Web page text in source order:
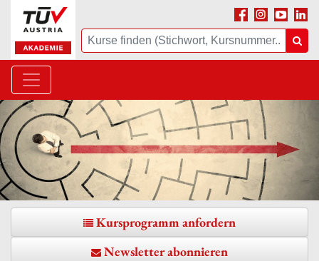
Suche
Facebook
Instagram
Youtube
Kursprogramm anfordern
Newsletter abonnieren